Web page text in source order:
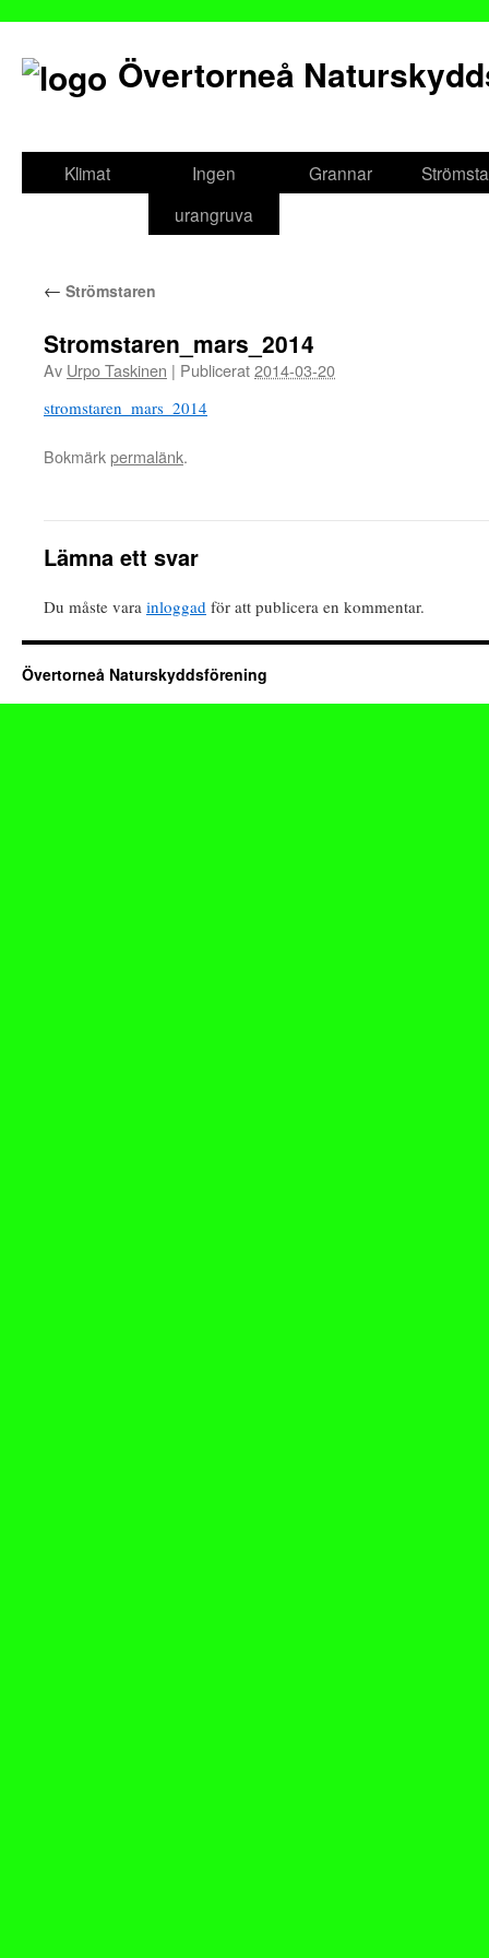
Övertorneå
Gå
innehållKlimat
Ingen
urangruva
Grannar
← Strömstaren
Stromstaren_mars_2014
Av Urpo Taskinen | Publicerat2014-03-20
stromstaren_mars_2014
Bokmärkpermalänk.
Lämna ett svar
Du måste vara inloggad för att publicera en kommentar.
Övertorneå Naturskyddsförening